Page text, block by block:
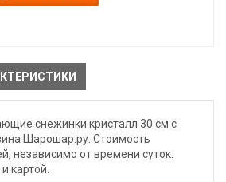
снежинки кристалл 30 см с
Шарошар.ру. Стоимость
независимо от времени суток.
картой.